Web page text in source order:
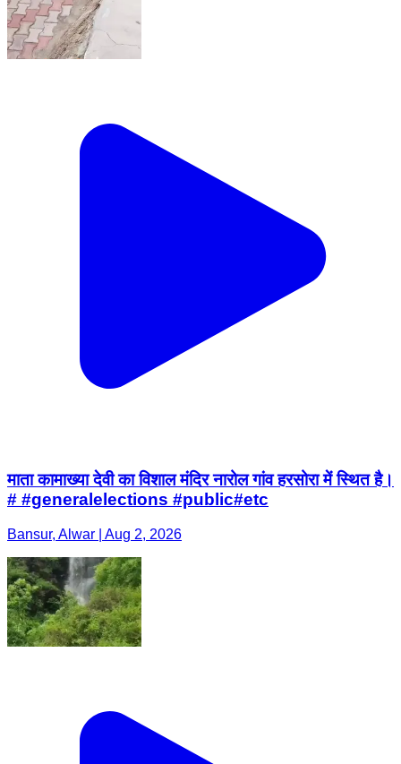
माता कामाख्या देवी का विशाल मंदिर नारोल गांव हरसोरा में स्थित है।
# #generalelections #public#etc
Bansur, Alwar | Aug 2, 2026